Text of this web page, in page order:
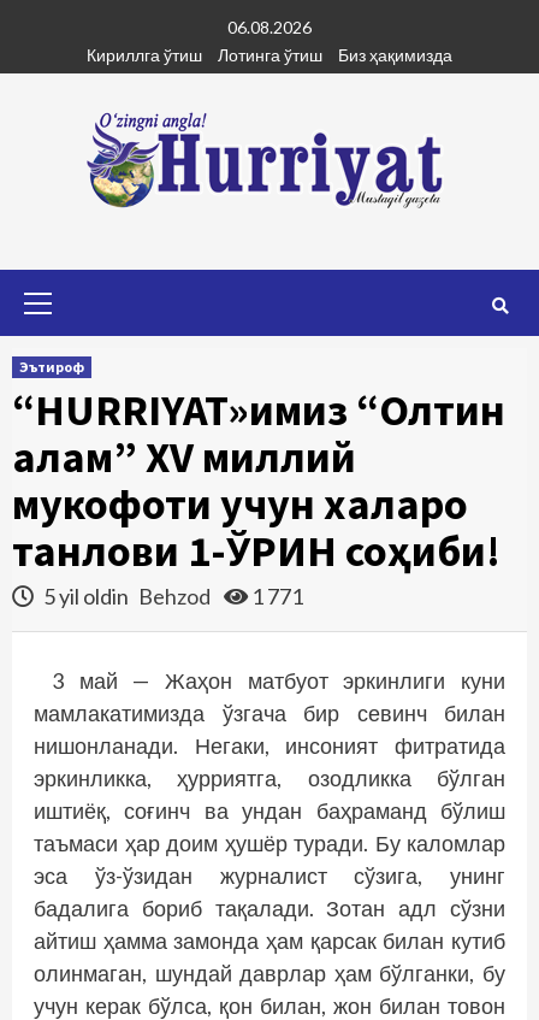
content
06.08.2026
Кириллга ўтиш
Лотинга ўтиш Биз ҳақимизда
Эътироф
“HURRIYAT»имиз “Олтин
қалам” XV миллий
мукофоти учун халқаро
танлови 1-ЎРИН соҳиби!
5 yil oldin Behzod 1 771
3 май — Жаҳон матбуот эркинлиги куни
мамлакатимизда ўзгача бир севинч билан
нишонланади. Негаки, инсоният фитратида
эркинликка, ҳурриятга, озодликка бўлган
иштиёқ, соғинч ва ундан баҳраманд бўлиш
таъмаси ҳар доим ҳушёр туради. Бу каломлар
эса ўз-ўзидан журналист сўзига, унинг
бадалига бориб тақалади. Зотан адл сўзни
айтиш ҳамма замонда ҳам қарсак билан кутиб
олинмаган, шундай давр­лар ҳам бўлганки, бу
учун керак бўлса, қон билан, жон билан товон